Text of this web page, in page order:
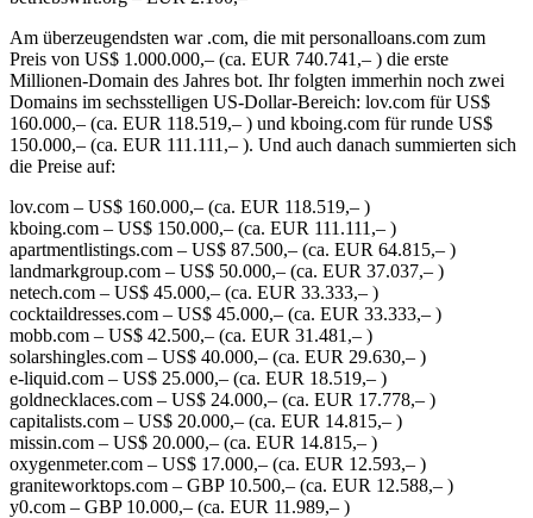
Am überzeugendsten war .com, die mit personalloans.com zum
Preis von US$ 1.000.000,– (ca. EUR 740.741,– ) die erste
Millionen-Domain des Jahres bot. Ihr folgten immerhin noch zwei
Domains im sechsstelligen US-Dollar-Bereich: lov.com für US$
160.000,– (ca. EUR 118.519,– ) und kboing.com für runde US$
150.000,– (ca. EUR 111.111,– ). Und auch danach summierten sich
die Preise auf:
lov.com – US$ 160.000,– (ca. EUR 118.519,– )
kboing.com – US$ 150.000,– (ca. EUR 111.111,– )
apartmentlistings.com – US$ 87.500,– (ca. EUR 64.815,– )
landmarkgroup.com – US$ 50.000,– (ca. EUR 37.037,– )
netech.com – US$ 45.000,– (ca. EUR 33.333,– )
cocktaildresses.com – US$ 45.000,– (ca. EUR 33.333,– )
mobb.com – US$ 42.500,– (ca. EUR 31.481,– )
solarshingles.com – US$ 40.000,– (ca. EUR 29.630,– )
e-liquid.com – US$ 25.000,– (ca. EUR 18.519,– )
goldnecklaces.com – US$ 24.000,– (ca. EUR 17.778,– )
capitalists.com – US$ 20.000,– (ca. EUR 14.815,– )
missin.com – US$ 20.000,– (ca. EUR 14.815,– )
oxygenmeter.com – US$ 17.000,– (ca. EUR 12.593,– )
graniteworktops.com – GBP 10.500,– (ca. EUR 12.588,– )
y0.com – GBP 10.000,– (ca. EUR 11.989,– )